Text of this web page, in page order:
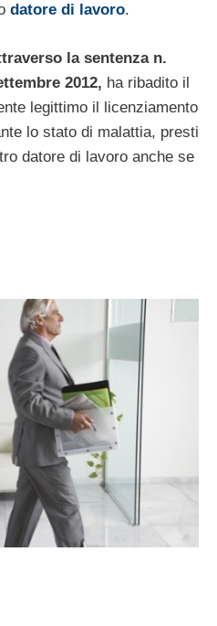
datore di lavoro.
la sentenza n.
2012, ha ribadito il
legittimo il licenziamento
lo stato di malattia, presti
datore di lavoro anche se